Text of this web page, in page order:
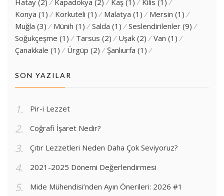
Hatay (2) Kapadokya (2) Kaş (1) Kilis (1)
Konya (1) Korkuteli (1) Malatya (1) Mersin (1)
Muğla (3) Münih (1) Salda (1) Seslendirilenler (9)
Soğukçeşme (1) Tarsus (2) Uşak (2) Van (1)
Çanakkale (1) Ürgüp (2) Şanlıurfa (1)
SON YAZILAR
Pir-i Lezzet
Coğrafi İşaret Nedir?
Çıtır Lezzetleri Neden Daha Çok Seviyoruz?
2021-2025 Dönemi Değerlendirmesi
Mide Mühendisi’nden Ayın Önerileri: 2026 #1